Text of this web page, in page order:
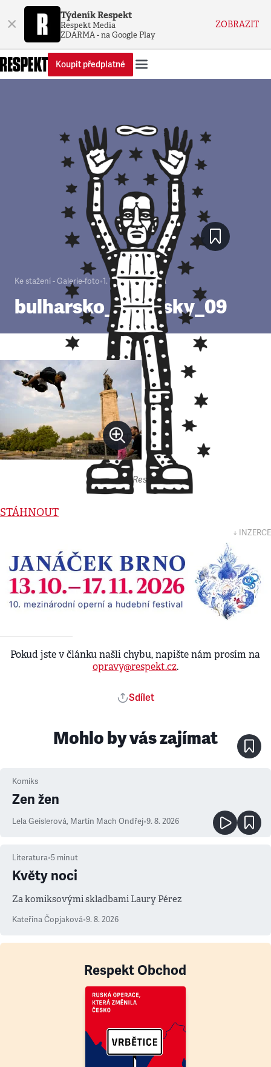
× Týdeník Respekt
Respekt Media
ZDARMA - na Google Play
ZOBRAZIT
Koupit předplatné
Ke stažení - Galerie-foto•1. 1. 2000•1minuta
bulharsko_stransky_09
Autor: Respekt
STÁHNOUT
↓ INZERCE
Pokud jste v článku našli chybu, napište nám prosím na
opravy@respekt.cz.
Sdílet
Mohlo by vás zajímat
Komiks
Zen žen
Lela Geislerová, Martin Mach Ondřej•9. 8. 2026
Literatura•5 minut
Květy noci
Za komiksovými skladbami Laury Pérez
Kateřina Čopjaková•9. 8. 2026
Respekt Obchod